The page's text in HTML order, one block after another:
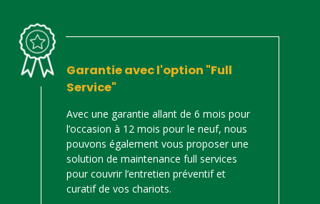
Garantie avec l'option "Full
Service"
Avec une garantie allant de 6 mois pour
l’occasion à 12 mois pour le neuf, nous
pouvons également vous proposer une
solution de maintenance full services
pour couvrir l’entretien préventif et
curatif de vos chariots.